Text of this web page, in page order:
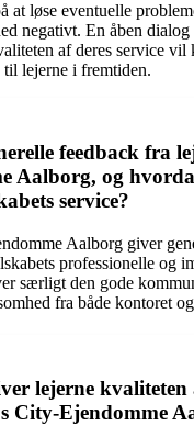
at løse eventuelle
negativt. En åben
af deres service vil
lejerne i fremtiden.
feedback fra
Aalborg, og
service?
Aalborg giver
professionelle og
særligt den gode
fra både kontoret
lejerne kvaliteten
City-Ejendomme